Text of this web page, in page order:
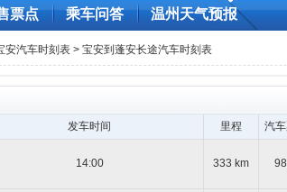
票点 乘车问答 温州天气预报
安汽车时刻表 > 宝安到蓬安长途汽车时刻表
发车时间 里程 汽
14:00 333 km